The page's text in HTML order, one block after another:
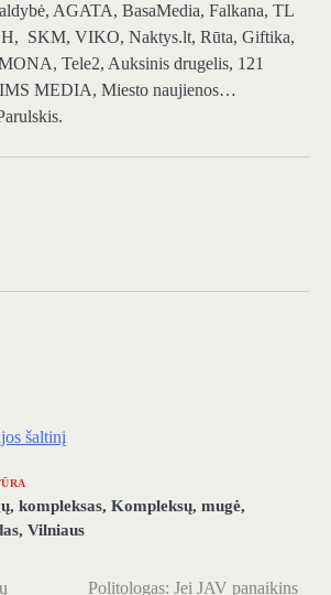
AGATA, BasaMedia, Falkana, TL
SKM, VIKO, Naktys.lt, Rūta, Giftika,
Tele2, Auksinis drugelis, 121
MEDIA, Miesto naujienos…
šaltinį
, kompleksas, Kompleksų, mugė,
, Vilniaus
Politologas: Jei JAV panaikins